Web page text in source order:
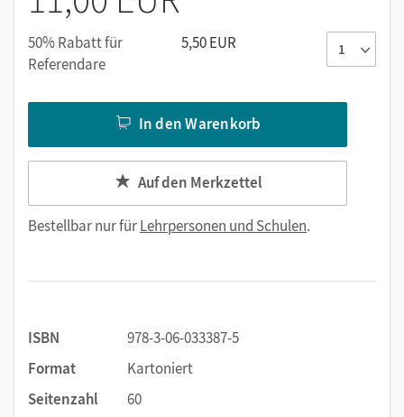
50% Rabatt für
Referendare
5,50 EUR
In den Warenkorb
Auf den Merkzettel
Bestellbar nur fürLehrpersonen und Schulen.
ISBN
978-3-06-033387-5
Format
Kartoniert
Seitenzahl
60